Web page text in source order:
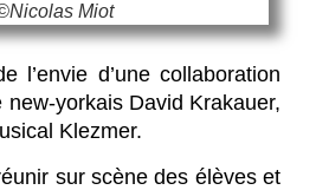
Miot
l’envie d’une collaboration
yorkais David Krakauer,
Klezmer.
sur scène des élèves et